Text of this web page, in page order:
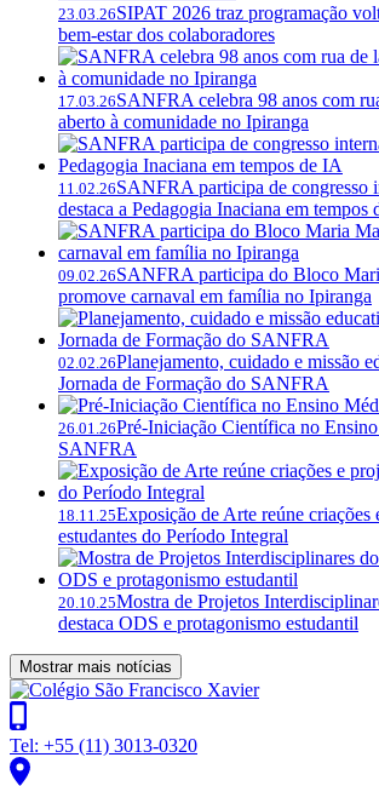
23.03.26SIPAT 2026 traz programação
bem-estar dos colaboradores
17.03.26SANFRA celebra 98 anos com
aberto à comunidade no Ipiranga
11.02.26SANFRA participa de congresso
destaca a Pedagogia Inaciana em tempos
09.02.26SANFRA participa do Bloco
promove carnaval em família no Ipiranga
02.02.26Planejamento, cuidado e missão
Jornada de Formação do SANFRA
26.01.26Pré-Iniciação Científica no
SANFRA
18.11.25Exposição de Arte reúne criações
estudantes do Período Integral
20.10.25Mostra de Projetos
destaca ODS e protagonismo estudantil
Mostrar mais notícias
Tel: +55 (11) 3013-0320